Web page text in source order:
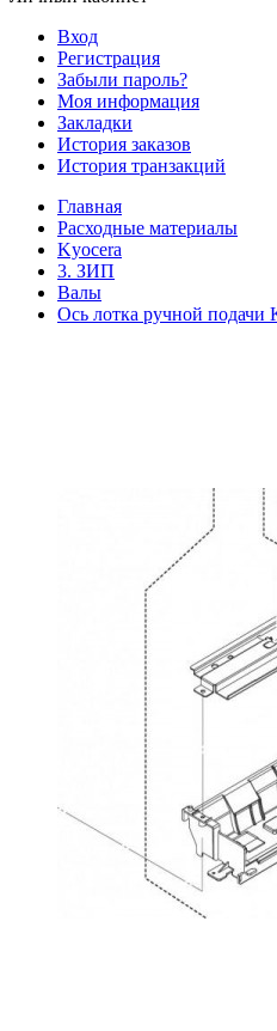
Вход
Регистрация
Забыли пароль?
Моя информация
Закладки
История заказов
История транзакций
Главная
Расходные материалы
Kyocera
3. ЗИП
Валы
Ось лотка ручной